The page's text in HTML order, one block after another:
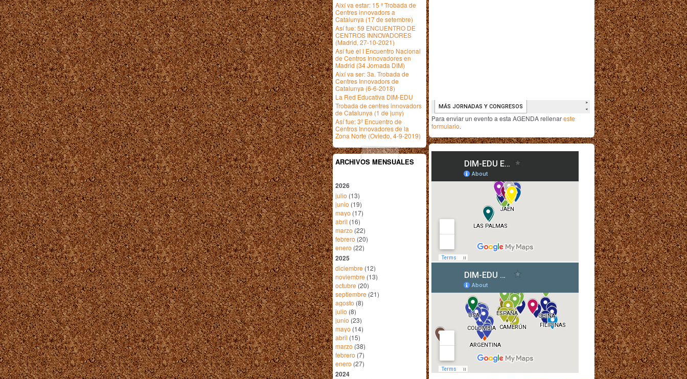
Així va estar: 15 ª Trobada de
Centres innovadors a
Catalunya (17 de setembre)
Así fue: 59 ENCUENTRO DE
CENTROS INNOVADORES
(Madrid, 27-10-2021)
Así fue el I Encuentro Nacional
de Centros Innovadores en
Madrid (34 Jornada DIM)
Així va ser: 3a. Trobada de
Centres Innovadors de
Catalunya (6-6-2018)
La Red Educativa DIM-EDU
Trobada de centres innovadors
de Catalunya (1 de juny)
Así fue: 3º Encuentro de
Centros Innovadores de la
Zona Norte (Oviedo, 4-9-2019)
ARCHIVOS MENSUALES
2026
julio (13)
junio (19)
mayo (17)
abril (16)
marzo (22)
febrero (20)
enero (22)
2025
diciembre (12)
noviembre (13)
octubre (20)
septiembre (21)
agosto (8)
julio (8)
junio (23)
mayo (14)
abril (15)
marzo (38)
febrero (7)
enero (27)
2024
Para enviar un evento a esta AGENDA rellenareste
formulario.